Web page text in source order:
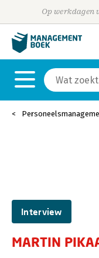
Op werkdagen
Interview
MARTIN